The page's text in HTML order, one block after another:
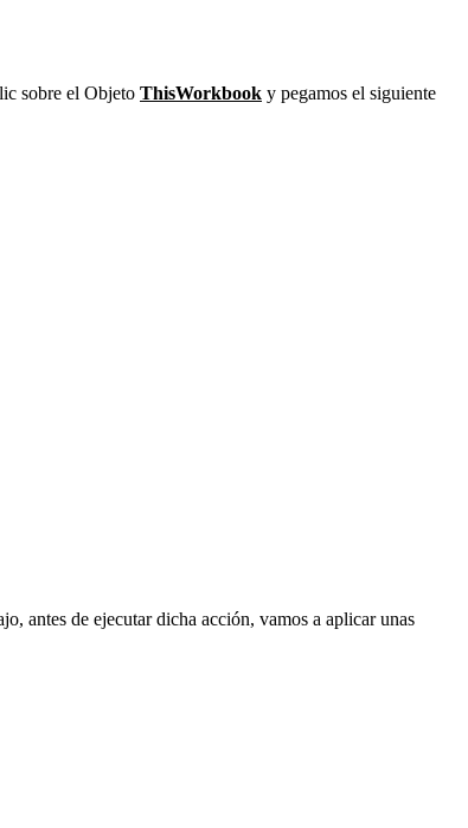
sobre el Objeto ThisWorkbook y pegamos el siguiente
antes de ejecutar dicha acción, vamos a aplicar unas